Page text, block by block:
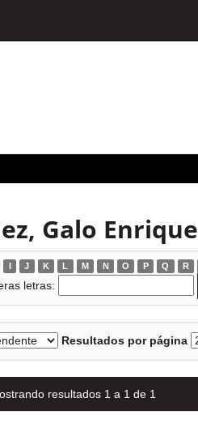
Galo Enrique
I J K L M N O P Q R
letras:
Resultados por página
resultados 1 a 1 de 1